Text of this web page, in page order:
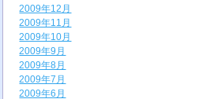
2009年12月
2009年11月
2009年10月
2009年9月
2009年8月
2009年7月
2009年6月